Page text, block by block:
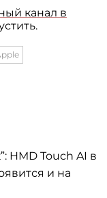
канал в
HMD Touch AI в
и на